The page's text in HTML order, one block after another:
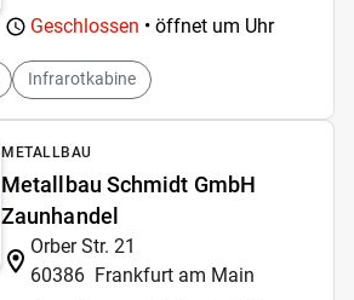
Geschlossen • öffnet um Uhr
Infrarotkabine
METALLBAU
Metallbau Schmidt GmbH
Zaunhandel
Orber Str. 21
60386 Frankfurt am Main